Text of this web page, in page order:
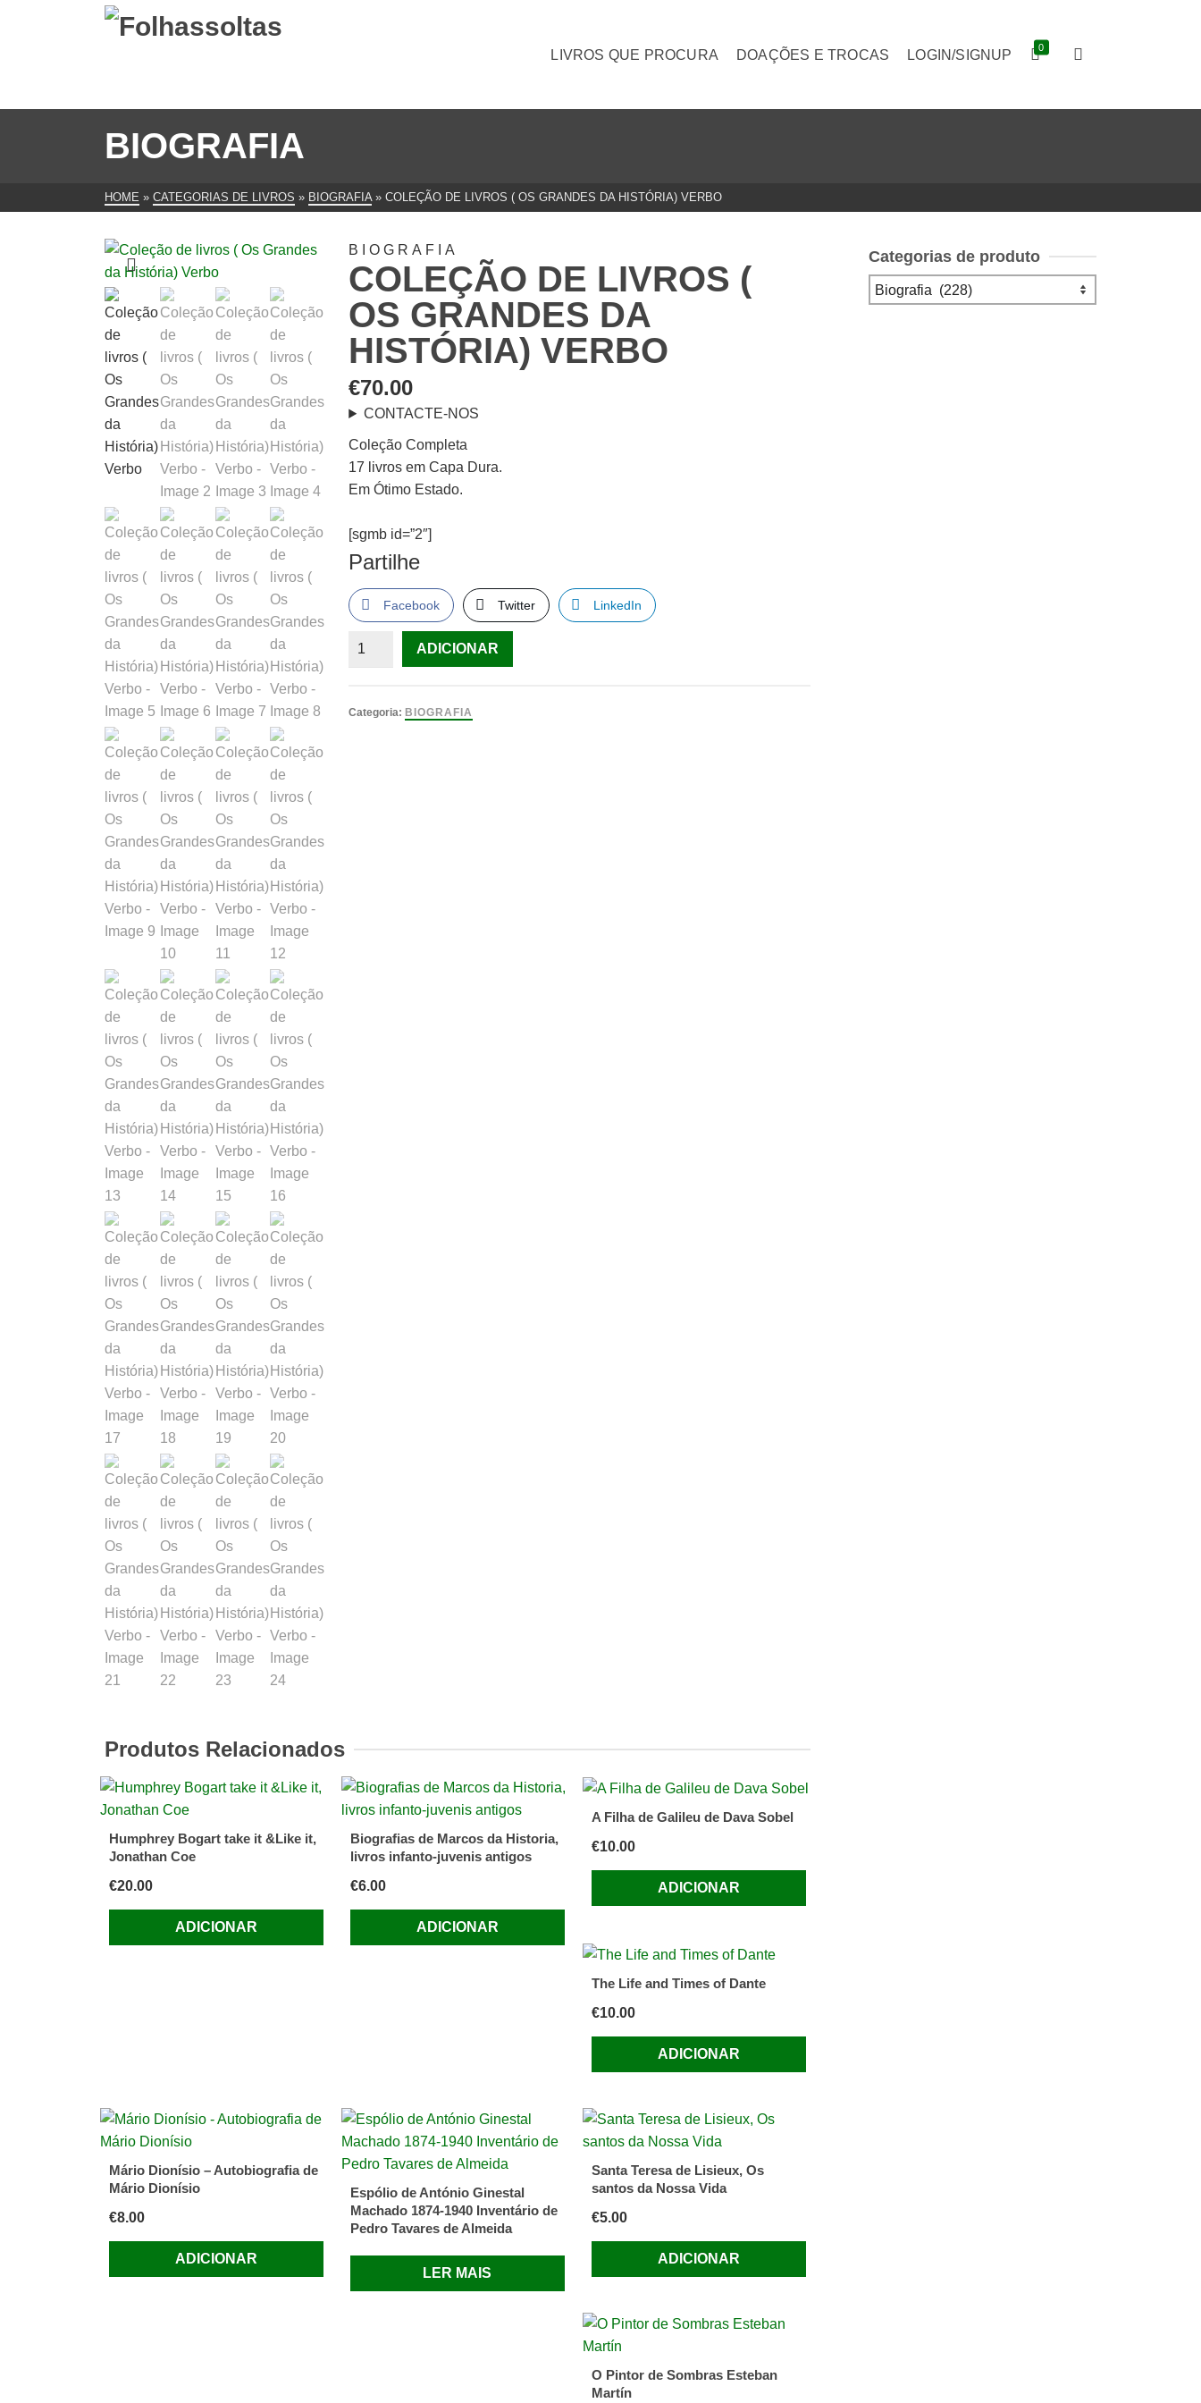
LIVROS QUE PROCURA DOAÇÕES E TROCAS LOGIN/SIGNUP 0
BIOGRAFIA
HOME » CATEGORIAS DE LIVROS » BIOGRAFIA » COLEÇÃO DE LIVROS ( OS GRANDES DA HISTÓRIA) VERBO
BIOGRAFIA
COLEÇÃO DE LIVROS (
OS GRANDES DA
HISTÓRIA) VERBO
€70.00
CONTACTE-NOS
Coleção Completa
17 livros em Capa Dura.
Em Ótimo Estado.
[sgmb id=”2″]
Partilhe
Facebook Twitter LinkedIn
Quantidade
de
ADICIONAR
Categoria: BIOGRAFIA
Produtos Relacionados
Humphrey Bogart take it &Like it,
Jonathan Coe
€20.00
ADICIONAR
Biografias de Marcos da Historia,
livros infanto-juvenis antigos
€6.00
ADICIONAR
A Filha de Galileu de Dava Sobel
€10.00
ADICIONAR
The Life and Times of Dante
€10.00
ADICIONAR
Mário Dionísio – Autobiografia de
Mário Dionísio
€8.00
ADICIONAR
Espólio de António Ginestal
Machado 1874-1940 Inventário de
Pedro Tavares de Almeida
LER MAIS
Santa Teresa de Lisieux, Os
santos da Nossa Vida
€5.00
ADICIONAR
O Pintor de Sombras Esteban
Martín
Categorias de produto